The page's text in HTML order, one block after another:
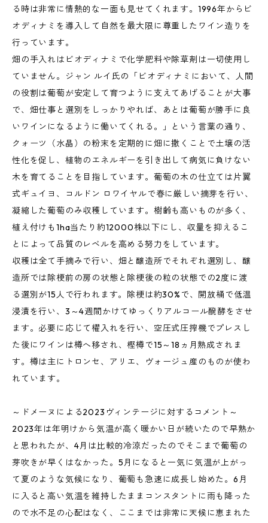
る時は非常に情熱的な一面も見せてくれます。1996年からビ
オディナミを導入して自然を最大限に尊重したワイン造りを
行っています。
畑の手入れはビオディナミで化学肥料や除草剤は一切使用し
ていません。ジャン ルイ氏の「ビオディナミにおいて、人間
の役割は葡萄が安定して育つように支えてあげることが大事
で、畑仕事と選別をしっかりやれば、あとは葡萄が勝手に良
いワインになるように働いてくれる。」という言葉の通り、
クォーツ（水晶）の粉末を定期的に畑に撒くことで土壌の活
性化を促し、植物のエネルギーを引き出して病気に負けない
木を育てることを目指しています。葡萄の木の仕立ては片翼
式ギュイヨ、コルドン ロワイヤルで春に厳しい摘芽を行い、
凝縮した葡萄のみ収穫しています。樹齢も高いものが多く、
植え付けも1ha当たり約12000株以下にし、収量を抑えるこ
とによって品質のレベルを高める努力をしています。
収穫は全て手摘みで行い、畑と醸造所でそれぞれ選別し、醸
造所では除梗前の房の状態と除梗後の粒の状態での2度に渡
る選別が15人で行われます。除梗は約30%で、開放桶で低温
浸漬を行い、3～4週間かけてゆっくりアルコール醗酵をさせ
ます。必要に応じて櫂入れを行い、空圧式圧搾機でプレスし
た後にワインは樽へ移され、樫樽で15～18ヵ月熟成されま
す。樽は主にトロンセ、アリエ、ヴォージュ産のものが使わ
れています。
～ドメーヌによる2023ヴィンテージに対するコメント～
2023年は年明けから気温が高く暖かい日が続いたので早熟か
と思われたが、4月は比較的冷涼だったのでそこまで葡萄の
芽吹きが早くはなかった。5月になると一気に気温が上がっ
て夏のような気候になり、葡萄も急速に成長し始めた。6月
に入ると高い気温を維持したままコンスタントに雨も降った
ので水不足の心配はなく、ここまでは非常に天候に恵まれた